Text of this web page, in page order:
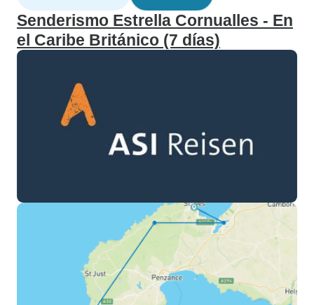
Senderismo Estrella Cornualles - En
el Caribe Británico (7 días)